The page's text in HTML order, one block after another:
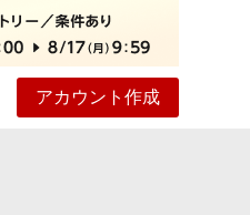
アカウント作成